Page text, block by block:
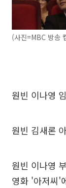
(사진=MBC 방송
원빈 이나영
원빈 김새론
원빈 이나영
영화 '아저씨'